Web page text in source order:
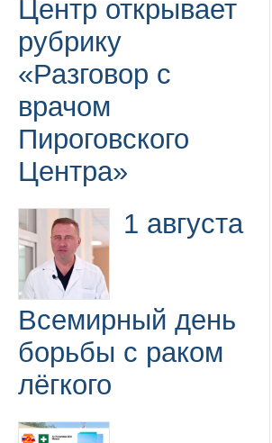
Центр открывает
рубрику
«Разговор с
врачом
Пироговского
Центра»
1 августа
Всемирный день
борьбы с раком
лёгкого